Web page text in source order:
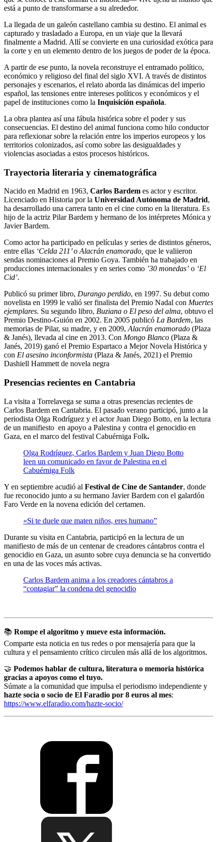
está a punto de transformarse a su alrededor.
La llegada de un galeón castellano cambia su destino. El animal es
capturado y trasladado a Europa, en un viaje que la llevará
finalmente a Madrid. Allí se convierte en una curiosidad exótica para
la corte y en un elemento dentro de los juegos de poder de la época.
A partir de ese punto, la novela reconstruye el entramado político,
económico y religioso del final del siglo XVI. A través de distintos
personajes y escenarios, el relato aborda las dinámicas del imperio
español, las tensiones entre intereses políticos y económicos y el
papel de instituciones como la Inquisición española.
La obra plantea así una fábula histórica sobre el poder y sus
consecuencias. El destino del animal funciona como hilo conductor
para reflexionar sobre la relación entre los imperios europeos y los
territorios colonizados, así como sobre las desigualdades y
violencias asociadas a estos procesos históricos.
Trayectoria literaria y cinematográfica
Nacido en Madrid en 1963, Carlos Bardem es actor y escritor.
Licenciado en Historia por la Universidad Autónoma de Madrid,
ha desarrollado una carrera tanto en el cine como en la literatura. Es
hijo de la actriz Pilar Bardem y hermano de los intérpretes Mónica y
Javier Bardem.
Como actor ha participado en películas y series de distintos géneros,
entre ellas ‘Celda 211’ o Alacrán enamorado, que le valiieron
sendas nominaciones al Premio Goya. También ha trabajado en
producciones internacionales y en series como ’30 monedas’ o ‘El
Cid’.
Publicó su primer libro, Durango perdido, en 1997. Su debut como
novelista en 1999 le valió ser finalista del Premio Nadal con Muertes
ejemplares. Su segundo libro, Buziana o El peso del alma, obtuvo el
Premio Destino-Guión en 2002. En 2005 publicó La Bardem, las
memorias de Pilar, su madre, y en 2009, Alacrán enamorado (Plaza
& Janés), llevada al cine en 2013. Con Mongo Blanco (Plaza &
Janés, 2019) ganó el Premio Espartaco a Mejor Novela Histórica y
con El asesino inconformista (Plaza & Janés, 2021) el Premio
Dashiell Hammett de novela negra
Presencias recientes en Cantabria
La visita a Torrelavega se suma a otras presencias recientes de
Carlos Bardem en Cantabria. El pasado verano participó, junto a la
periodista Olga Rodríguez y el actor Juan Diego Botto, en la lectura
de un manifiesto en apoyo a Palestina y contra el genocidio en
Gaza, en el marco del festival Cabuérniga Folk.
Olga Rodríguez, Carlos Bardem y Juan Diego Botto
leen un comunicado en favor de Palestina en el
Cabuérniga Folk
Y en septiembre acudió al Festival de Cine de Santander, donde
fue reconocido junto a su hermano Javier Bardem con el galardón
Faro Verde en la novena edición del certamen.
«Si te duele que maten niños, eres humano”
Durante su visita en Cantabria, participó en la lectura de un
manifiesto de más de un centenar de creadores cántabros contra el
genocidio en Gaza, un asunto sobre cuya denuncia se ha convertido
en una de las voces más activas.
Carlos Bardem anima a los creadores cántabros a
“contagiar” la condena del genocidio
📚 Rompe el algoritmo y mueve esta información.
Comparte esta noticia en tus redes o por mensajería para que la
cultura y el pensamiento crítico circulen más allá de los algoritmos.
🤝 Podemos hablar de cultura, literatura o memoria histórica
gracias a apoyos como el tuyo.
Súmate a la comunidad que impulsa el periodismo independiente y
hazte socia o socio de El Faradio por 8 euros al mes:
https://www.elfaradio.com/hazte-socio/